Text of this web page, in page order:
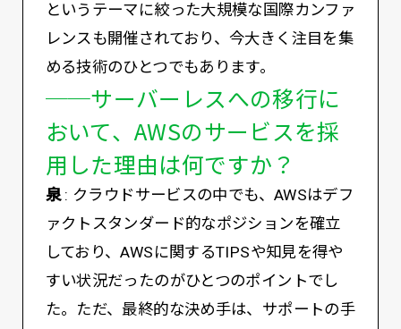
というテーマに絞った大規模な国際カンファ
レンスも開催されており、今大きく注目を集
める技術のひとつでもあります。
──サーバーレスへの移行に
おいて、AWSのサービスを採
用した理由は何ですか？
泉: クラウドサービスの中でも、AWSはデフ
ァクトスタンダード的なポジションを確立
しており、AWSに関するTIPSや知見を得や
すい状況だったのがひとつのポイントでし
た。ただ、最終的な決め手は、サポートの手